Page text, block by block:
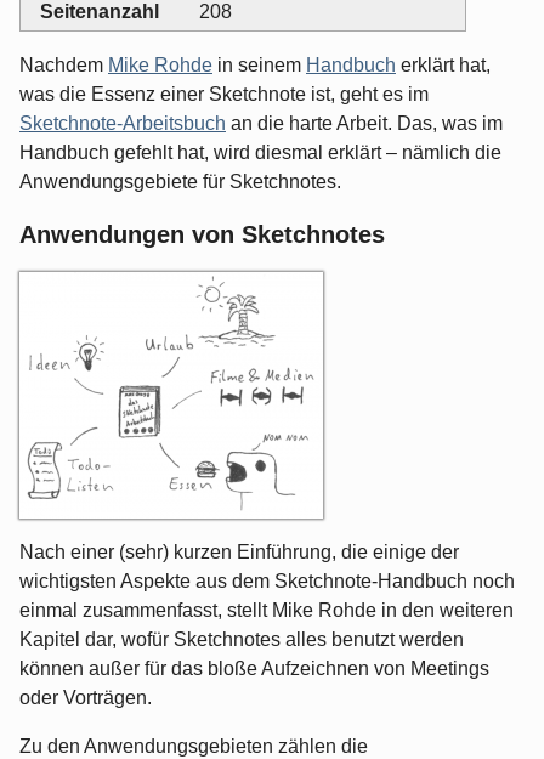
Seitenanzahl
208
Nachdem Mike Rohde in seinem Handbuch erklärt hat,
was die Essenz einer Sketchnote ist, geht es im
Sketchnote-Arbeitsbuch an die harte Arbeit. Das, was im
Handbuch gefehlt hat, wird diesmal erklärt – nämlich die
Anwendungsgebiete für Sketchnotes.
Anwendungen von Sketchnotes
Nach einer (sehr) kurzen Einführung, die einige der
wichtigsten Aspekte aus dem Sketchnote-Handbuch noch
einmal zusammenfasst, stellt Mike Rohde in den weiteren
Kapitel dar, wofür Sketchnotes alles benutzt werden
können außer für das bloße Aufzeichnen von Meetings
oder Vorträgen.
Zu den Anwendungsgebieten zählen die